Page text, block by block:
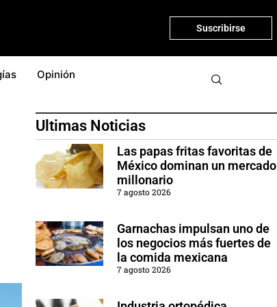
Suscribirse
Opinión
Ultimas Noticias
Las papas fritas favoritas de
México dominan un mercado
millonario
7 agosto 2026
Garnachas impulsan uno de
los negocios más fuertes de
la comida mexicana
7 agosto 2026